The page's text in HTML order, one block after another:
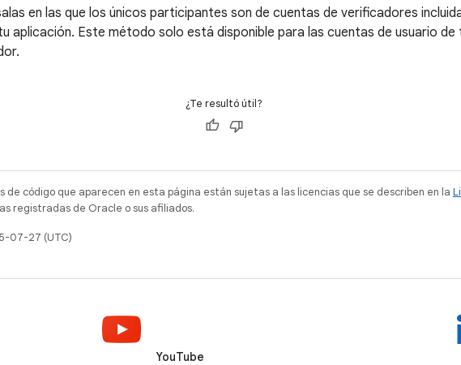
en las que los únicos participantes son de cuentas de verificadores
aplicación. Este método solo está disponible para las cuentas de usuario de
¿Te resultó útil?
de código que aparecen en esta página están sujetas a las licencias que se describen en la
registradas de Oracle o sus afiliados.
07-27 (UTC)
YouTube